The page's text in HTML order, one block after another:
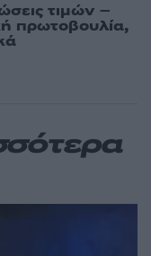
τιμών –
πρωτοβουλία,